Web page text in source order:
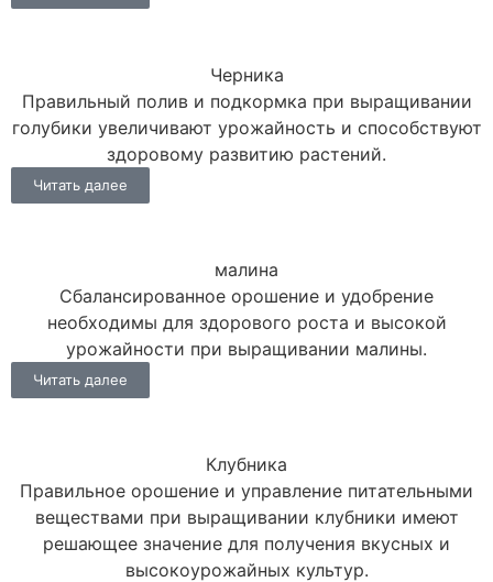
Черника
Правильный полив и подкормка при выращивании
голубики увеличивают урожайность и способствуют
здоровому развитию растений.
Читать далее
малина
Сбалансированное орошение и удобрение
необходимы для здорового роста и высокой
урожайности при выращивании малины.
Читать далее
Клубника
Правильное орошение и управление питательными
веществами при выращивании клубники имеют
решающее значение для получения вкусных и
высокоурожайных культур.